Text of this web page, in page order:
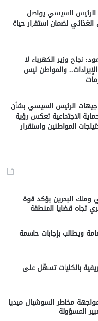
الرئيس السيسي يواصل
لضمان استقرار حياة
نجاح وزير الكهرباء لا
والمواطن ليس
الرئيس السيسي بشأن
الاجتماعية تعكس رؤية
المواطنين واستقرار
وملك البحرين يؤكد قوة
تجاه قضايا المنطقة
ويطالب بإجابات حاسمة
بالكليات تسهّل على
مخاطر السوشيال ميديا
المسؤولة